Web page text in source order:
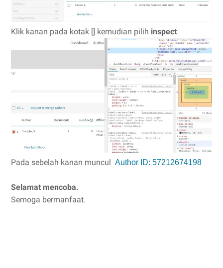
Klik kanan pada kotak [] kemudian pilih inspect
Pada sebelah kanan muncul Author ID: 57212674198
Selamat mencoba.
Semoga bermanfaat.